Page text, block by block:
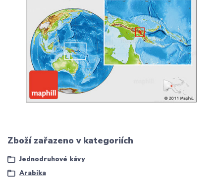
Zboží zařazeno v kategoriích
Jednodruhové kávy
Arabika